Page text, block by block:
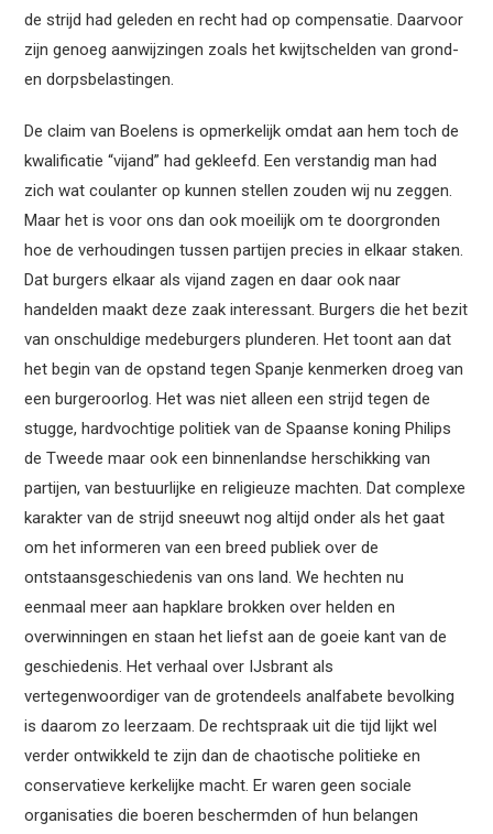
de strijd had geleden en recht had op compensatie. Daarvoor
zijn genoeg aanwijzingen zoals het kwijtschelden van grond-
en dorpsbelastingen.
De claim van Boelens is opmerkelijk omdat aan hem toch de
kwalificatie “vijand” had gekleefd. Een verstandig man had
zich wat coulanter op kunnen stellen zouden wij nu zeggen.
Maar het is voor ons dan ook moeilijk om te doorgronden
hoe de verhoudingen tussen partijen precies in elkaar staken.
Dat burgers elkaar als vijand zagen en daar ook naar
handelden maakt deze zaak interessant. Burgers die het bezit
van onschuldige medeburgers plunderen. Het toont aan dat
het begin van de opstand tegen Spanje kenmerken droeg van
een burgeroorlog. Het was niet alleen een strijd tegen de
stugge, hardvochtige politiek van de Spaanse koning Philips
de Tweede maar ook een binnenlandse herschikking van
partijen, van bestuurlijke en religieuze machten. Dat complexe
karakter van de strijd sneeuwt nog altijd onder als het gaat
om het informeren van een breed publiek over de
ontstaansgeschiedenis van ons land. We hechten nu
eenmaal meer aan hapklare brokken over helden en
overwinningen en staan het liefst aan de goeie kant van de
geschiedenis. Het verhaal over IJsbrant als
vertegenwoordiger van de grotendeels analfabete bevolking
is daarom zo leerzaam. De rechtspraak uit die tijd lijkt wel
verder ontwikkeld te zijn dan de chaotische politieke en
conservatieve kerkelijke macht. Er waren geen sociale
organisaties die boeren beschermden of hun belangen